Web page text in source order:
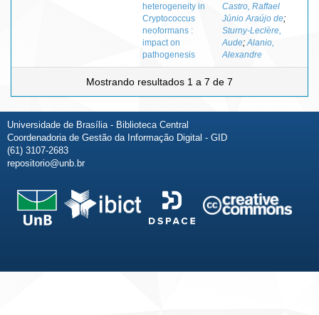
heterogeneity in
Cryptococcus
neoformans :
impact on
pathogenesis
Castro, Raffael
Júnio Araújo de;
Sturny-Leclère,
Aude; Alanio,
Alexandre
Mostrando resultados 1 a 7 de 7
Universidade de Brasília - Biblioteca Central
Coordenadoria de Gestão da Informação Digital - GID
(61) 3107-2683
repositorio@unb.br